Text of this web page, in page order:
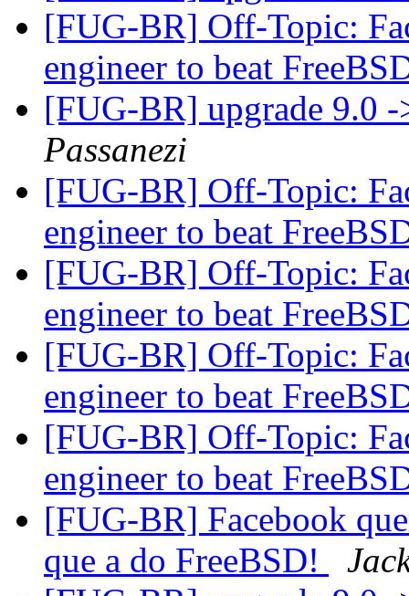
[FUG-BR] Off-Topic:
engineer to beat
[FUG-BR] upgrade 9.0
Passanezi
[FUG-BR] Off-Topic:
engineer to beat
[FUG-BR] Off-Topic:
engineer to beat
[FUG-BR] Off-Topic:
engineer to beat
[FUG-BR] Off-Topic:
engineer to beat
[FUG-BR] Facebook
que a do FreeBSD!